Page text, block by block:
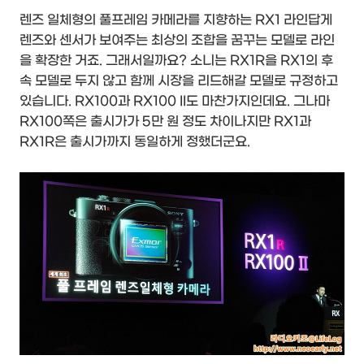
렌즈 일체형의 풀프레임 카메라를 지향하는 RX1 라인답게
렌즈와 센서가 보여주는 최상의 조합을 꿈꾸는 모델로 라인
을 확장한 거죠. 그래서일까요? 소니는 RX1R을 RX1의 후
속 모델로 두지 않고 함께 시장을 리드해갈 모델로 규정하고
있습니다. RX100과 RX100 II도 마찬가지인데요. 그나마
RX100쪽은 출시가가 5만 원 정도 차이나지만 RX1과
RX1R은 출시가까지 동일하게 정했더군요.